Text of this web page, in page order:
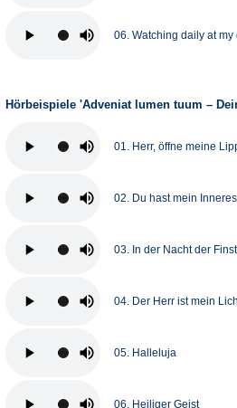
06. Watching daily at my
Hörbeispiele 'Adveniat lumen tuum –
01. Herr, öffne meine
02. Du hast mein
03. In der Nacht der
04. Der Herr ist mein
05. Halleluja
06. Heiliger Geist